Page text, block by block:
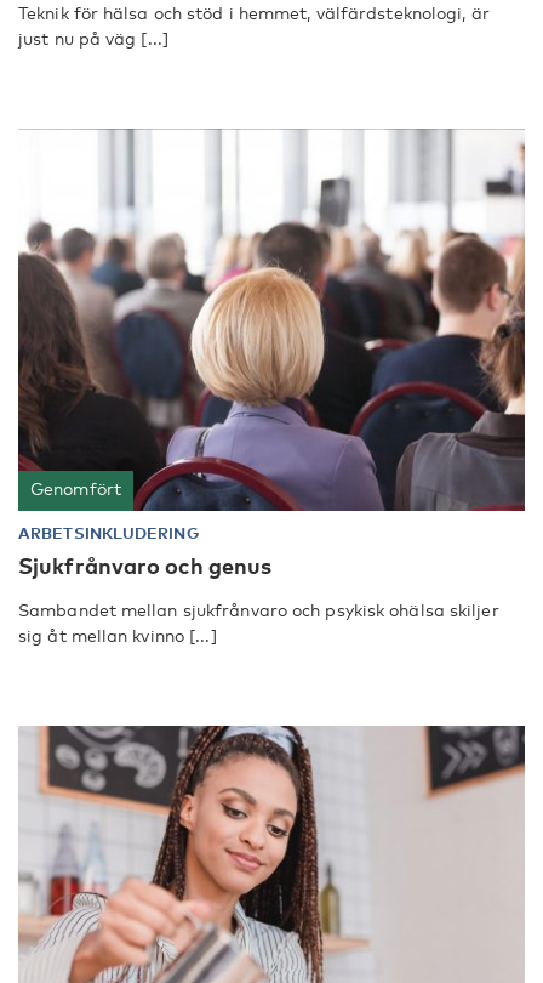
Teknik för hälsa och stöd i hemmet, välfärdsteknologi, är
just nu på väg [...]
Genomfört
ARBETSINKLUDERING
Sjukfrånvaro och genus
Sambandet mellan sjukfrånvaro och psykisk ohälsa skiljer
sig åt mellan kvinno [...]